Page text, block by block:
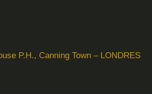
P.H., Canning Town – LONDRES